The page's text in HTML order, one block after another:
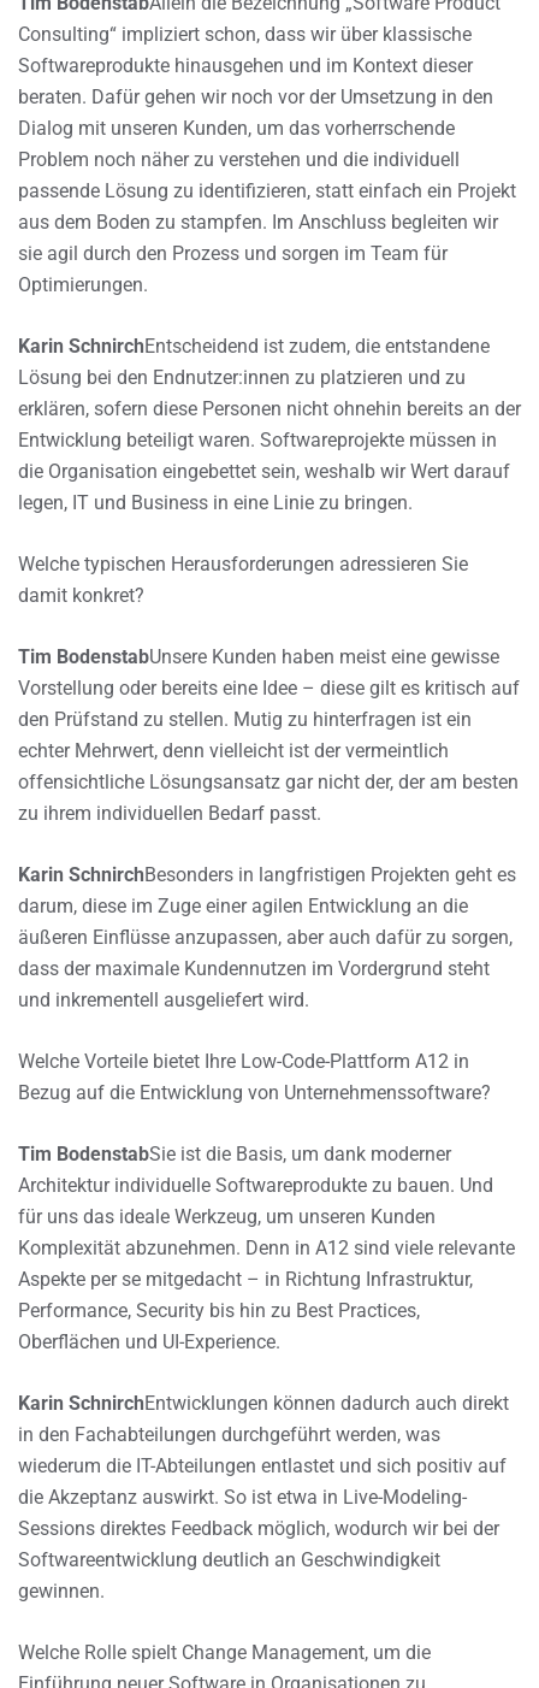
Consulting“ impliziert schon, dass wir über klassische
Softwareprodukte hinausgehen und im Kontext dieser
beraten. Dafür gehen wir noch vor der Umsetzung in den
Dialog mit unseren Kunden, um das vorherrschende
Problem noch näher zu verstehen und die individuell
passende Lösung zu identifizieren, statt einfach ein Projekt
aus dem Boden zu stampfen. Im Anschluss begleiten wir
sie agil durch den Prozess und sorgen im Team für
Optimierungen.
Karin SchnirchEntscheidend ist zudem, die entstandene
Lösung bei den Endnutzer:innen zu platzieren und zu
erklären, sofern diese Personen nicht ohnehin bereits an der
Entwicklung beteiligt waren. Softwareprojekte müssen in
die Organisation eingebettet sein, weshalb wir Wert darauf
legen, IT und Business in eine Linie zu bringen.
Welche typischen Herausforderungen adressieren Sie
damit konkret?
Tim BodenstabUnsere Kunden haben meist eine gewisse
Vorstellung oder bereits eine Idee – diese gilt es kritisch auf
den Prüfstand zu stellen. Mutig zu hinterfragen ist ein
echter Mehrwert, denn vielleicht ist der vermeintlich
offensichtliche Lösungsansatz gar nicht der, der am besten
zu ihrem individuellen Bedarf passt.
Karin SchnirchBesonders in langfristigen Projekten geht es
darum, diese im Zuge einer agilen Entwicklung an die
äußeren Einflüsse anzupassen, aber auch dafür zu sorgen,
dass der maximale Kundennutzen im Vordergrund steht
und inkrementell ausgeliefert wird.
Welche Vorteile bietet Ihre Low-Code-Plattform A12 in
Bezug auf die Entwicklung von Unternehmenssoftware?
Tim BodenstabSie ist die Basis, um dank moderner
Architektur individuelle Softwareprodukte zu bauen. Und
für uns das ideale Werkzeug, um unseren Kunden
Komplexität abzunehmen. Denn in A12 sind viele relevante
Aspekte per se mitgedacht – in Richtung Infrastruktur,
Performance, Security bis hin zu Best Practices,
Oberflächen und UI-Experience.
Karin SchnirchEntwicklungen können dadurch auch direkt
in den Fachabteilungen durchgeführt werden, was
wiederum die IT-Abteilungen entlastet und sich positiv auf
die Akzeptanz auswirkt. So ist etwa in Live-Modeling-
Sessions direktes Feedback möglich, wodurch wir bei der
Softwareentwicklung deutlich an Geschwindigkeit
gewinnen.
Welche Rolle spielt Change Management, um die